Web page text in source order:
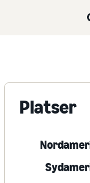
Platser